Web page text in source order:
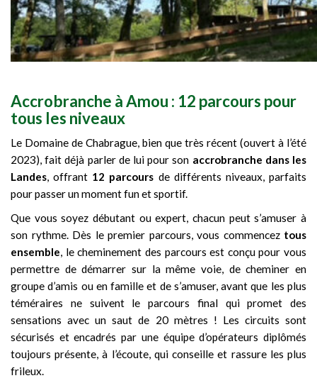
Accrobranche à Amou : 12 parcours pour
tous les niveaux
Le Domaine de Chabrague, bien que très récent (ouvert à l’été
2023), fait déjà parler de lui pour son accrobranche dans les
Landes, offrant 12 parcours de différents niveaux, parfaits
pour passer un moment fun et sportif.
Que vous soyez débutant ou expert, chacun peut s’amuser à
son rythme. Dès le premier parcours, vous commencez tous
ensemble, le cheminement des parcours est conçu pour vous
permettre de démarrer sur la même voie, de cheminer en
groupe d’amis ou en famille et de s’amuser, avant que les plus
téméraires ne suivent le parcours final qui promet des
sensations avec un saut de 20 mètres ! Les circuits sont
sécurisés et encadrés par une équipe d’opérateurs diplômés
toujours présente, à l’écoute, qui conseille et rassure les plus
frileux.